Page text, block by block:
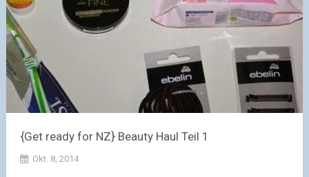
{Get ready for NZ} Beauty Haul Teil 1
Okt. 8, 2014